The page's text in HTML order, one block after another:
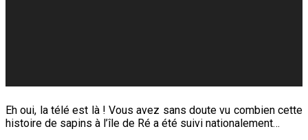
Eh oui, la télé est là ! Vous avez sans doute vu combien cette
histoire de sapins à l’île de Ré a été suivi nationalement…